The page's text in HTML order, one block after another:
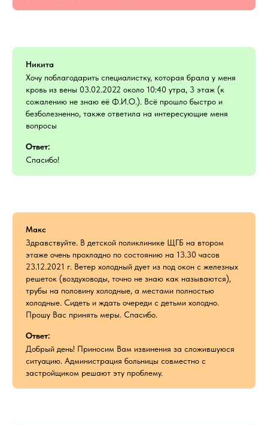
Никита
Хочу поблагодарить специалистку, которая брала у меня
кровь из вены 03.02.2022 около 10:40 утра, 3 этаж (к
сожалению не знаю её Ф.И.О.). Всё прошло быстро и
безболезненно, также ответила на интересующие меня
вопросы
Ответ:
Спасибо!
Макс
Здравствуйте. В детской поликлинике ЩГБ на втором
этаже очень прохладно по состоянию на 13.30 часов
23.12.2021 г. Ветер холодный дует из под окон с железных
решеток (воздуховоды, точно не знаю как называются),
трубы на половину холодные, а местами полностью
холодные. Сидеть и ждать очереди с детьми холодно.
Прошу Вас принять меры. Спасибо.
Ответ:
Добрый день! Приносим Вам извинения за сложившуюся
ситуацию. Администрация больницы совместно с
застройщиком решают эту проблему.